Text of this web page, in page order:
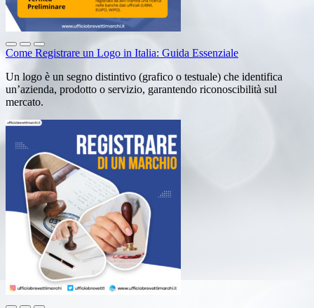
Come Registrare un Logo in Italia: Guida Essenziale
Un logo è un segno distintivo (grafico o testuale) che identifica
un’azienda, prodotto o servizio, garantendo riconoscibilità sul
mercato.